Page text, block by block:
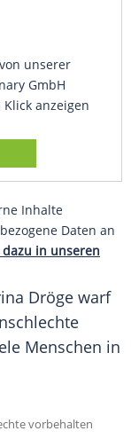
unserer
GmbH
anzeigen
Inhalte
Daten an
in unseren
Dröge warf
Menschen in
vorbehalten